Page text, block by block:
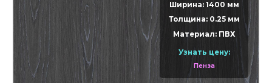
Ширина: 1400 мм
Толщина: 0.25 мм
Материал: ПВХ
Узнать цену:
Пенза